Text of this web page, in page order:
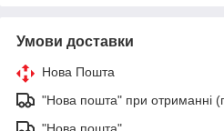
Умови доставки
Нова Пошта
"Нова пошта" при отриманні
"Нова пошта"